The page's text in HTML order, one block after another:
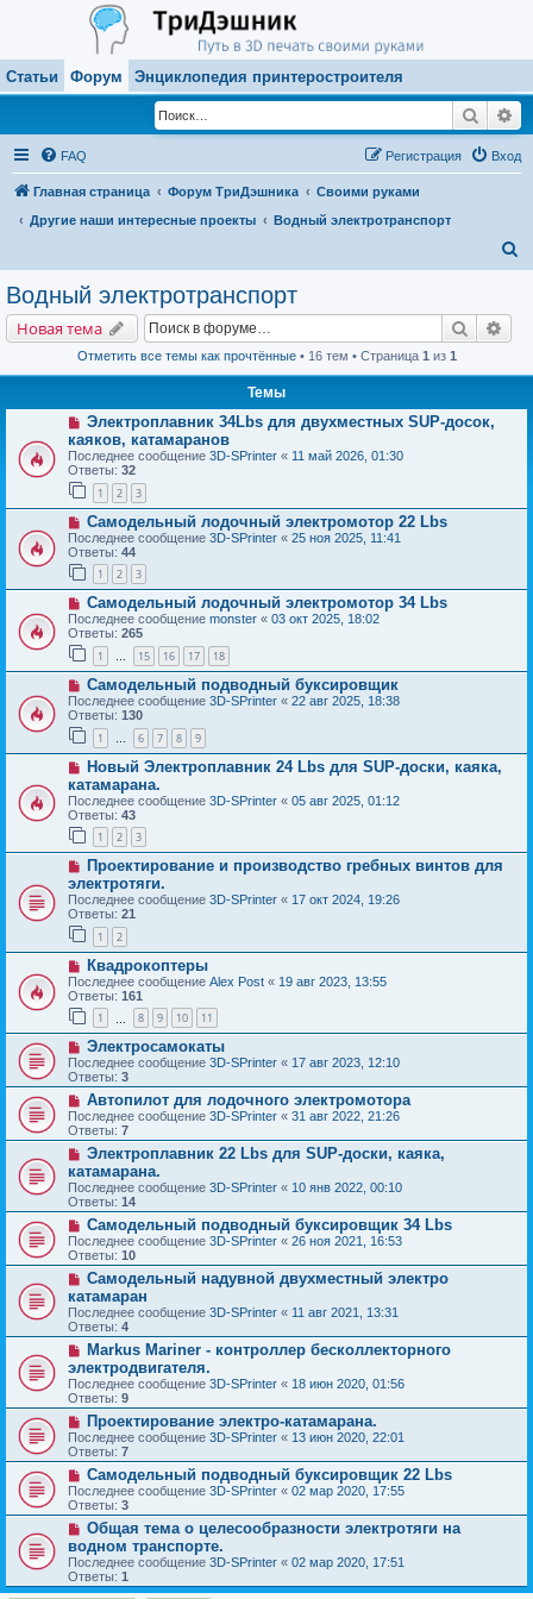
Статьи Форум Энциклопедия принтеростроителя
Поиск
FAQ Вход
Регистрация
Главная страница Форум ТриДэшника
Своими руками
Другие наши интересные проекты
Водный электротранспорт
Водный электротранспорт
Новая тема Поиск
Отметить все темы как прочтённые• 16 тем • Страница 1 из 1
Темы
Электроплавник 34Lbs для двухместных SUP-досок,
каяков, катамаранов
Последнее сообщение 3D-SPrinter « 11 май 2026, 01:30
Ответы: 32
1 2 3
Самодельный лодочный электромотор 22 Lbs
Последнее сообщение 3D-SPrinter « 25 ноя 2025, 11:41
Ответы: 44
1 2 3
Самодельный лодочный электромотор 34 Lbs
Последнее сообщение monster « 03 окт 2025, 18:02
Ответы: 265
1 … 15 16 17 18
Самодельный подводный буксировщик
Последнее сообщение 3D-SPrinter « 22 авг 2025, 18:38
Ответы: 130
1 … 6 7 8 9
Новый Электроплавник 24 Lbs для SUP-доски, каяка,
катамарана.
Последнее сообщение 3D-SPrinter « 05 авг 2025, 01:12
Ответы: 43
1 2 3
Проектирование и производство гребных винтов для
электротяги.
Последнее сообщение 3D-SPrinter « 17 окт 2024, 19:26
Ответы: 21
1 2
Квадрокоптеры
Последнее сообщение Alex Post « 19 авг 2023, 13:55
Ответы: 161
1 8 9 10 11
Электросамокаты
Последнее сообщение 3D-SPrinter « 17 авг 2023, 12:10
Ответы: 3
Автопилот для лодочного электромотора
Последнее сообщение 3D-SPrinter « 31 авг 2022, 21:26
Ответы: 7
Электроплавник 22 Lbs для SUP-доски, каяка,
катамарана.
Последнее сообщение 3D-SPrinter « 10 янв 2022, 00:10
Ответы: 14
Самодельный подводный буксировщик 34 Lbs
Последнее сообщение 3D-SPrinter « 26 ноя 2021, 16:53
Ответы: 10
Самодельный надувной двухместный электро
катамаран
Последнее сообщение 3D-SPrinter « 11 авг 2021, 13:31
Ответы: 4
Markus Mariner - контроллер бесколлекторного
электродвигателя.
Последнее сообщение 3D-SPrinter « 18 июн 2020, 01:56
Ответы: 9
Проектирование электро-катамарана.
Последнее сообщение 3D-SPrinter « 13 июн 2020, 22:01
Ответы: 7
Самодельный подводный буксировщик 22 Lbs
Последнее сообщение 3D-SPrinter « 02 мар 2020, 17:55
Ответы: 3
Общая тема о целесообразности электротяги на
водном транспорте.
Последнее сообщение 3D-SPrinter « 02 мар 2020, 17:51
Ответы: 1